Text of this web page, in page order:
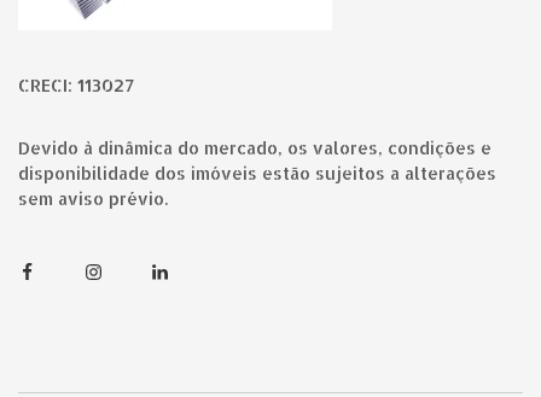
CRECI: 113027
Devido à dinâmica do mercado, os valores, condições e
disponibilidade dos imóveis estão sujeitos a alterações
sem aviso prévio.
FacebookInstagramLinkedin